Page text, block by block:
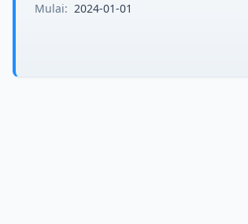
Mulai: 2024-01-01